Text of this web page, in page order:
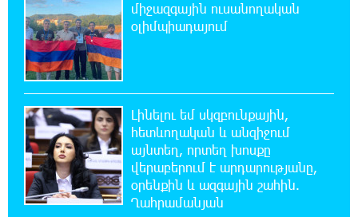
12:16:02 6-08-2026
Ժողովո՛ւրդ, Սամվել Կարապետյանի,
սրբազանների կալանքը ապօրինի է եղել.
Արամ Վարդևանյան
12:14:06 6-08-2026
Ամեն ընտրություններից հետո իշխանական
պատգամավորների թիվը փոքրանում է,
գնալով ավելի է փոքրանալու. Նարեկ Կարապետյան
12:04:12 6-08-2026
միջազգային ուսանողական
օլիմպիադայում
Լինելու եմ սկզբունքային,
հետևողական և անզիջում
այնտեղ, որտեղ խոսքը
վերաբերում է արդարությանը,
օրենքին և ազգային շահին.
Ղահրամանյան